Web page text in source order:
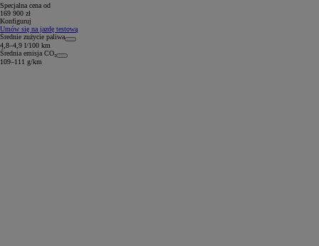
Specjalna cena od
169 900 zł
Konfiguruj
Umów się na jazdę testową
Średnie zużycie paliwa
4,8–4,9 l/100 km
Średnia emisja CO₂
109–111 g/km